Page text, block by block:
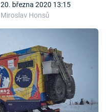
20. března 2020 13:15
Miroslav Honsů